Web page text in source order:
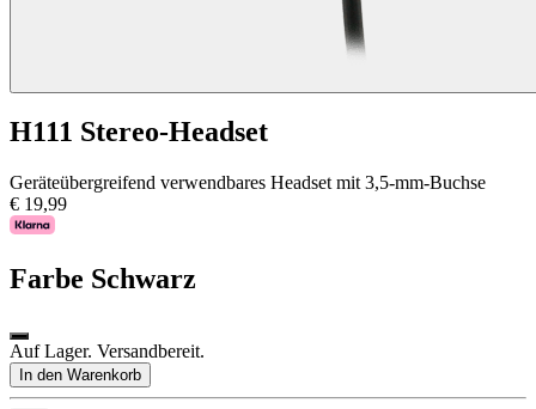
H111 Stereo-Headset
Geräteübergreifend verwendbares Headset mit 3,5-mm-Buchse
€ 19,99
Farbe Schwarz
Auf Lager. Versandbereit.
In den Warenkorb